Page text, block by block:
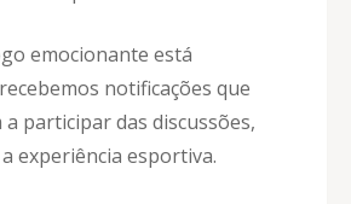
emocionante está
notificações que
a participar das discussões,
experiência esportiva.